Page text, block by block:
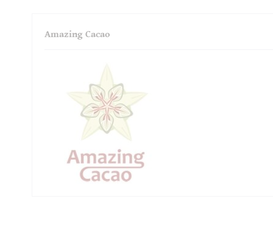
Amazing Cacao